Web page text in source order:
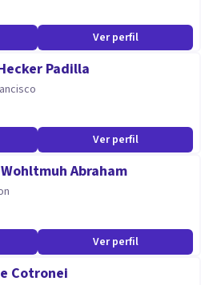
Ver perfil
Padilla
Ver perfil
Abraham
Ver perfil
Cotronei